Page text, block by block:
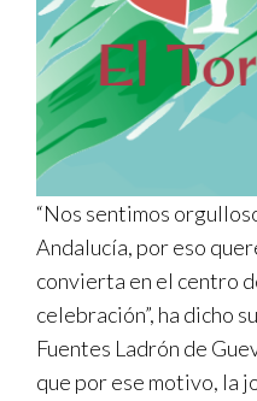
“Nos sentimos
Andalucía, por eso
convierta en el centro
celebración”, ha dicho
Fuentes Ladrón de
que por ese motivo, la